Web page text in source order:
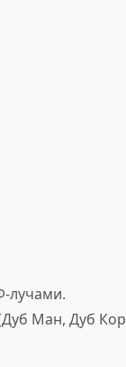
лучами.
Ман, Дуб